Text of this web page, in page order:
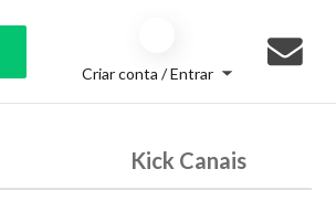
Criar conta / Entrar
Kick Canais